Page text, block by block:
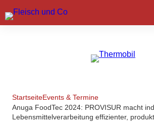
Marktführer
StartseiteEvents & Termine
Anuga FoodTec 2024: PROVISUR macht
Lebensmittelverarbeitung effizienter,